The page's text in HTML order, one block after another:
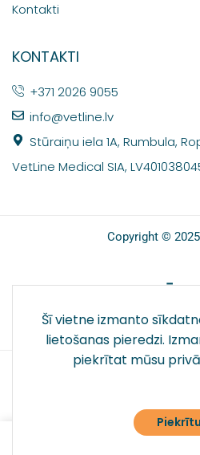
Šī vietne izmanto
lietošanas pieredzi.
piekrītat mūsu
Piekrītu
Kontakti
KONTAKTI
+371 2026 9055
info@vetline.lv
Stūraiņu iela 1A, Rumbula,
VetLine Medical SIA,
Copyright ©
SOCIĀLIE